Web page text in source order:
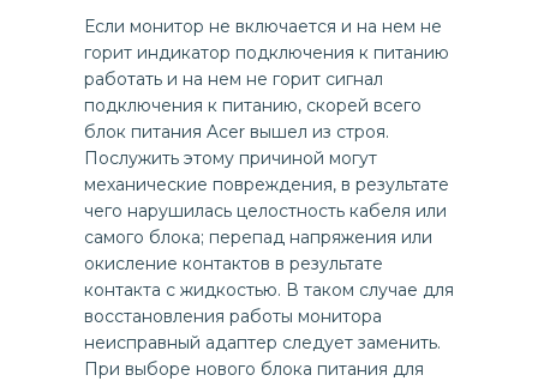
Если монитор не включается и на нем не
горит индикатор подключения к питанию
работать и на нем не горит сигнал
подключения к питанию, скорей всего
блок питания Acer вышел из строя.
Послужить этому причиной могут
механические повреждения, в результате
чего нарушилась целостность кабеля или
самого блока; перепад напряжения или
окисление контактов в результате
контакта с жидкостью. В таком случае для
восстановления работы монитора
неисправный адаптер следует заменить.
При выборе нового блока питания для